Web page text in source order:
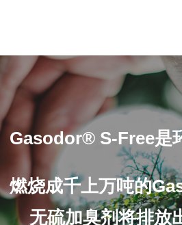
Gasodor® S-Free是
燃烧成千上万吨的
无硫加臭剂将排放